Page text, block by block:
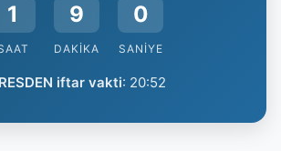
1 8
DAKIKA
59
SANIYE
iftar vakti: 20:52